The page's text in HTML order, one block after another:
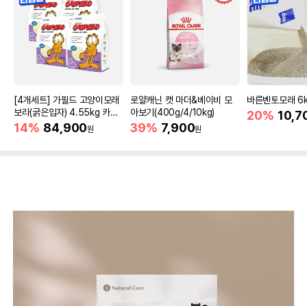
[4개세트] 가필드 고양이모래
보라(굵은입자) 4.55kg 카사
바모래
14% 84,900원
로얄캐닌 캣 마더&베이비 모
아보기(400g/4/10kg)
39% 7,900원
바른벤토모래
20%